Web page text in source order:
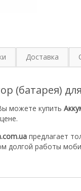
Доставка
(батарея)
можете купить
предлагает
долгой работы